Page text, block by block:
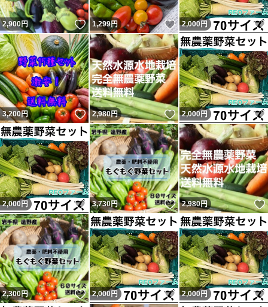
2,900円 いいね！
1,299円 いいね！
2,000 円
3,200円 いいね！
2,980円 いいね！
2,000 円
2,000 円 いいね！
3,730円 いいね！
2,980円
2,300円 いいね！
2,000 円 いいね！
2,000 円